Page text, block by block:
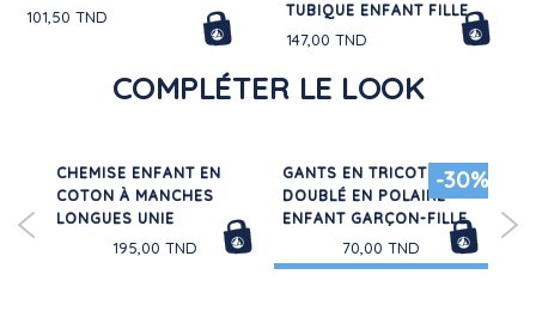
101,50 TND
TUBIQUE ENFANT FILLE
147,00 TND
COMPLÉTER LE LOOK
CHEMISE ENFANT EN
COTON À MANCHES
LONGUES UNIE
195,00 TND
-30%
GANTS EN TRICOT
DOUBLÉ EN POLAIRE
ENFANT GARÇON-FILLE
70,00 TND